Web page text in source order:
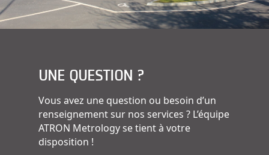
UNE QUESTION ?
Vous avez une question ou besoin d’un
renseignement sur nos services ? L’équipe
ATRON Metrology se tient à votre
disposition !